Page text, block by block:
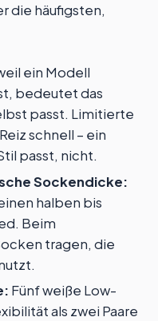
die häufigsten,
ein Modell
bedeutet das
passt. Limitierte
schnell – ein
passt, nicht.
Sockendicke:
halben bis
Beim
tragen, die
Fünf weiße Low-
als zwei Paare